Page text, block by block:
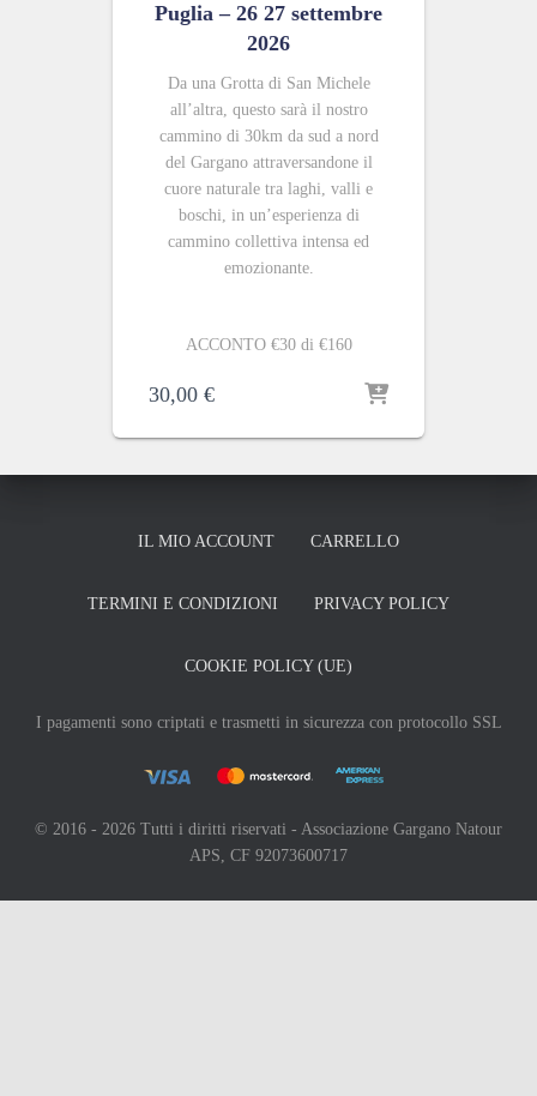
Puglia – 26 27 settembre
2026
Da una Grotta di San Michele
all’altra, questo sarà il nostro
cammino di 30km da sud a nord
del Gargano attraversandone il
cuore naturale tra laghi, valli e
boschi, in un’esperienza di
cammino collettiva intensa ed
emozionante.
ACCONTO €30 di €160
30,00 €
IL MIO ACCOUNT CARRELLO
TERMINI E CONDIZIONI PRIVACY POLICY
COOKIE POLICY (UE)
I pagamenti sono criptati e trasmetti in sicurezza con protocollo SSL
© 2016 - 2026 Tutti i diritti riservati - Associazione Gargano Natour
APS, CF 92073600717